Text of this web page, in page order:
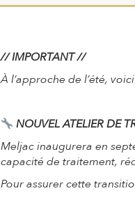
// IMPORTANT //
À l’approche de l’été,
NOUVEL ATELIER DE
Meljac inaugurera en
capacité de traitement,
Pour assurer cette